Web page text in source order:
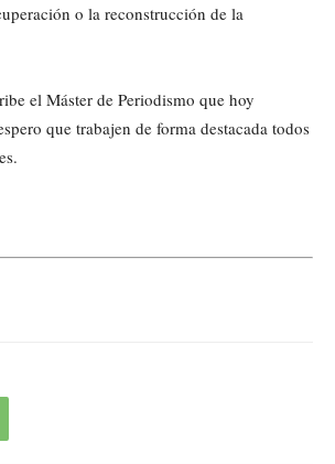
o la reconstrucción de la
el Máster de Periodismo que hoy
que trabajen de forma destacada todos